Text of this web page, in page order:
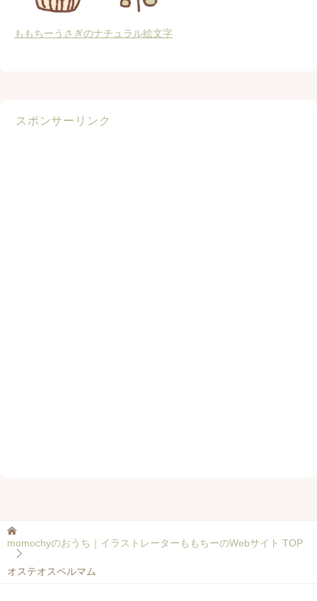
ももちーうさぎのナチュラル絵文字
スポンサーリンク
momochyのおうち｜イラストレーターももちーのWebサイト TOP
オステオスペルマム